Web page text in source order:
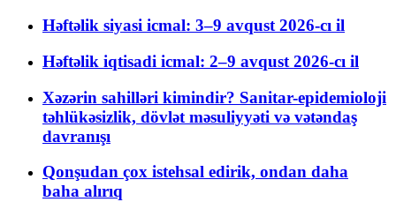
Həftəlik siyasi icmal: 3–9 avqust 2026-cı il
Həftəlik iqtisadi icmal: 2–9 avqust 2026-cı il
Xəzərin sahilləri kimindir? Sanitar-epidemioloji
təhlükəsizlik, dövlət məsuliyyəti və vətəndaş
davranışı
Qonşudan çox istehsal edirik, ondan daha
baha alırıq